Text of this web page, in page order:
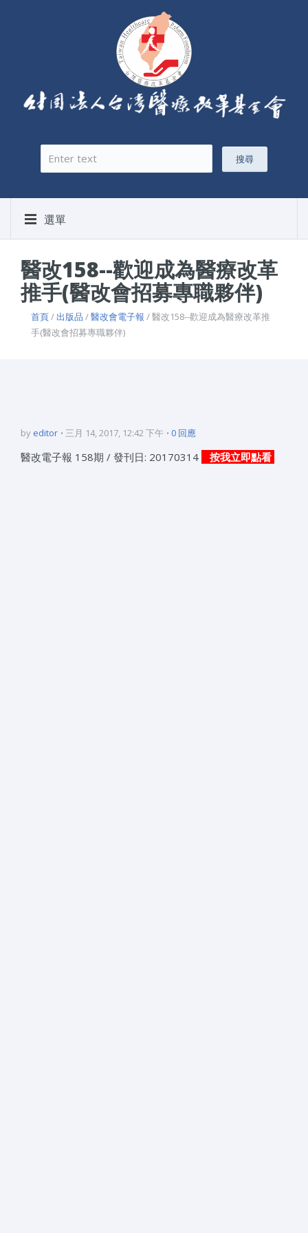
搜尋表單
搜尋
選單
醫改158--歡迎成為醫療改革
推手(醫改會招募專職夥伴)
首頁/出版品 /醫改會電子報 / 醫改158--歡迎成為醫療改革推
手(醫改會招募專職夥伴)
by editor 三月 14, 2017, 12:42 下午 0 回應
醫改電子報 158期 / 發刊日: 20170314 按我立即點看